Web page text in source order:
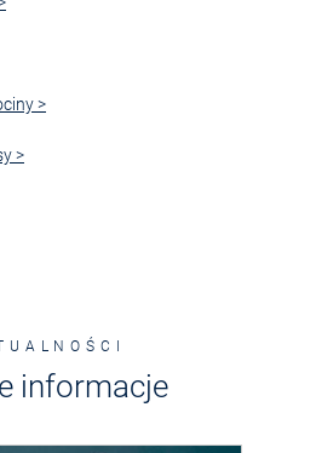
>
>
informacje